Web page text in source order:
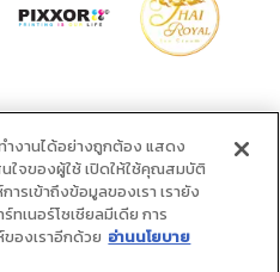
ำงานได้อย่างถูกต้อง แสดง
ใจของผู้ใช้ เปิดให้ใช้คุณสมบัติ
ารเข้าถึงข้อมูลของเรา เรายัง
เนอร์โซเชียลมีเดีย การ
ของเราอีกด้วย อ่านนโยบาย